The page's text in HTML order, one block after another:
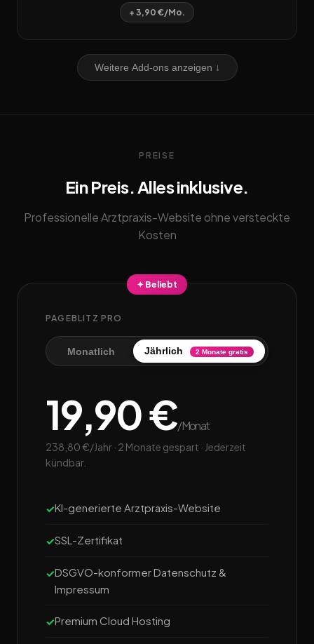
+ 3,90 €/Mo.
Weitere Add-ons anzeigen ↓
PREISE
Ein Preis. Alles inklusive.
Professionelle Arztpraxis-Website ohne versteckte
Kosten
✦ Beliebt
PAGEBLITZ PRO
Monatlich Jährlich 2 Monate gratis
19,90 €/Monat
238,80 €/Jahr · 2 Monate gespart · Jederzeit
kündbar.
KI-generierte Arztpraxis-Website
SSL-Zertifikat
DSGVO-konformer Datenschutz &
Impressum
Premium Cloud Hosting